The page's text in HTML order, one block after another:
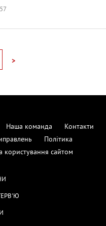
>
Наша команда
Контакти
Політика
користування сайтом